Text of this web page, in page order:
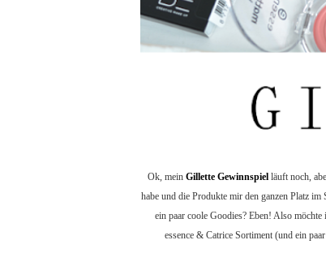
Ok, mein Gillette Gewinnspiel läuft noch,
habe und die Produkte mir den ganzen Platz
ein paar coole Goodies? Eben! Also
essence & Catrice Sortiment (und ein